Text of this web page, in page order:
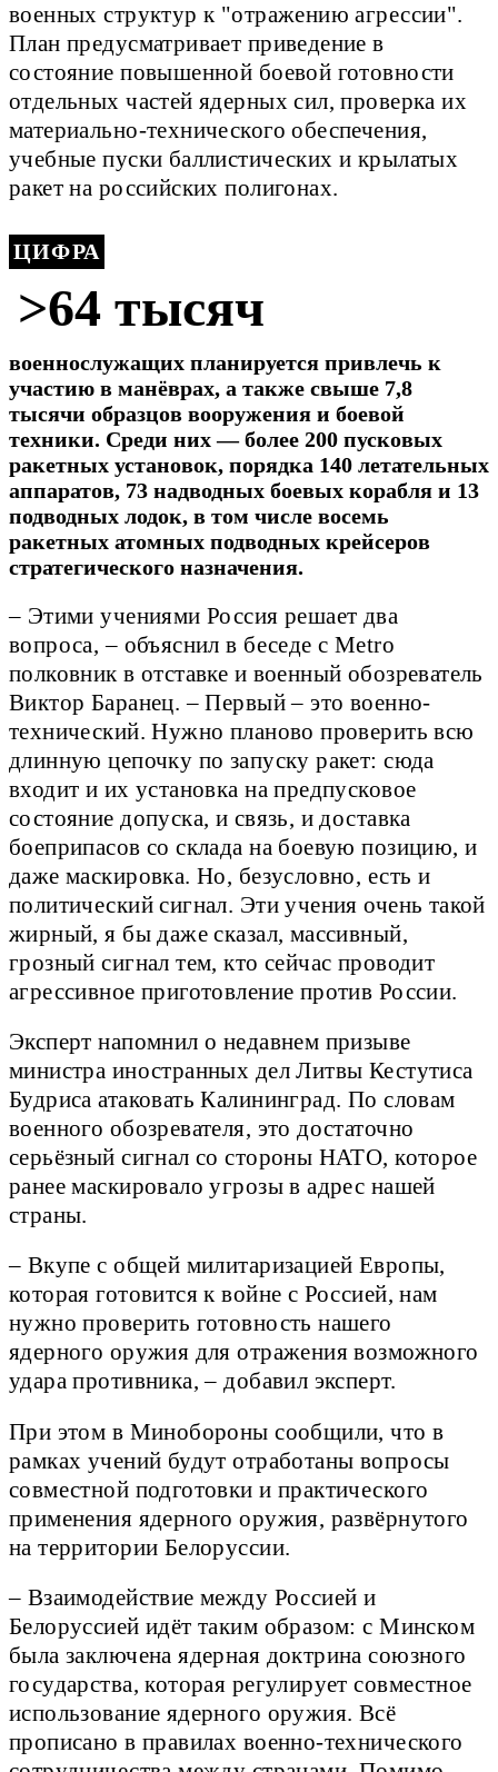
военных структур к "отражению агрессии".
План предусматривает приведение в
состояние повышенной боевой готовности
отдельных частей ядерных сил, проверка их
материально-технического обеспечения,
учебные пуски баллистических и крылатых
ракет на российских полигонах.
ЦИФРА
>64 тысяч
военнослужащих планируется привлечь к
участию в манёврах, а также свыше 7,8
тысячи образцов вооружения и боевой
техники. Среди них — более 200 пусковых
ракетных установок, порядка 140 летательных
аппаратов, 73 надводных боевых корабля и 13
подводных лодок, в том числе восемь
ракетных атомных подводных крейсеров
стратегического назначения.
– Этими учениями Россия решает два
вопроса, – объяснил в беседе с Metro
полковник в отставке и военный обозреватель
Виктор Баранец. – Первый – это военно-
технический. Нужно планово проверить всю
длинную цепочку по запуску ракет: сюда
входит и их установка на предпусковое
состояние допуска, и связь, и доставка
боеприпасов со склада на боевую позицию, и
даже маскировка. Но, безусловно, есть и
политический сигнал. Эти учения очень такой
жирный, я бы даже сказал, массивный,
грозный сигнал тем, кто сейчас проводит
агрессивное приготовление против России.
Эксперт напомнил о недавнем призыве
министра иностранных дел Литвы Кестутиса
Будриса атаковать Калининград. По словам
военного обозревателя, это достаточно
серьёзный сигнал со стороны НАТО, которое
ранее маскировало угрозы в адрес нашей
страны.
– Вкупе с общей милитаризацией Европы,
которая готовится к войне с Россией, нам
нужно проверить готовность нашего
ядерного оружия для отражения возможного
удара противника, – добавил эксперт.
При этом в Минобороны сообщили, что в
рамках учений будут отработаны вопросы
совместной подготовки и практического
применения ядерного оружия, развёрнутого
на территории Белоруссии.
– Взаимодействие между Россией и
Белоруссией идёт таким образом: с Минском
была заключена ядерная доктрина союзного
государства, которая регулирует совместное
использование ядерного оружия. Всё
прописано в правилах военно-технического